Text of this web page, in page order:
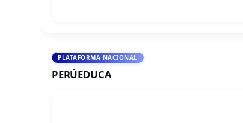
PLATAFORMA NACIONAL
PERÚEDUCA